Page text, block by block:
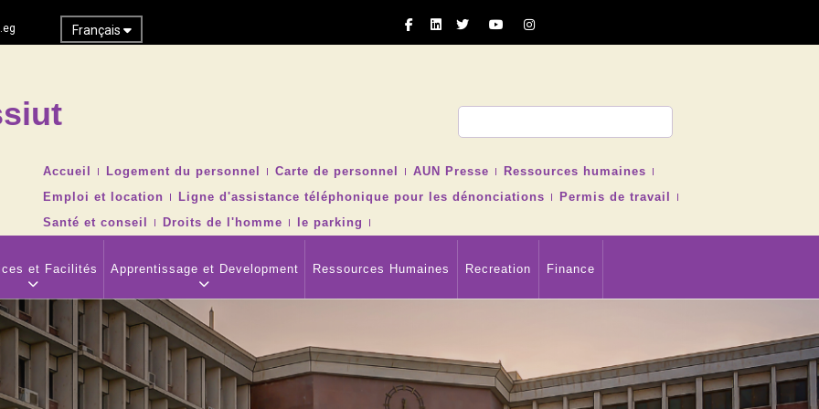
Français
TOP
NAVIGATION
MENU
Accueil Logement du personnel Carte de personnel AUN Presse
Ressources humaines
Emploi et location
Ligne d'assistance téléphonique pour les dénonciations
Permis de travail
Santé et conseil
Droits de l'homme le parking
et Facilités Apprentissage et Development Ressources Humaines Recreation Finance